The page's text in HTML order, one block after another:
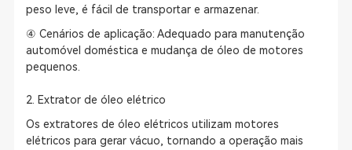
peso leve, é fácil de transportar e armazenar.
④ Cenários de aplicação: Adequado para manutenção
automóvel doméstica e mudança de óleo de motores
pequenos.
2. Extrator de óleo elétrico
Os extratores de óleo elétricos utilizam motores
elétricos para gerar vácuo, tornando a operação mais